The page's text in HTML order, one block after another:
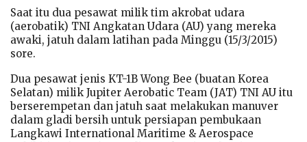
Saat itu dua pesawat milik tim akrobat udara
(aerobatik) TNI Angkatan Udara (AU) yang mereka
awaki, jatuh dalam latihan pada Minggu (15/3/2015)
sore.
Dua pesawat jenis KT-1B Wong Bee (buatan Korea
Selatan) milik Jupiter Aerobatic Team (JAT) TNI AU itu
berserempetan dan jatuh saat melakukan manuver
dalam gladi bersih untuk persiapan pembukaan
Langkawi International Maritime & Aerospace